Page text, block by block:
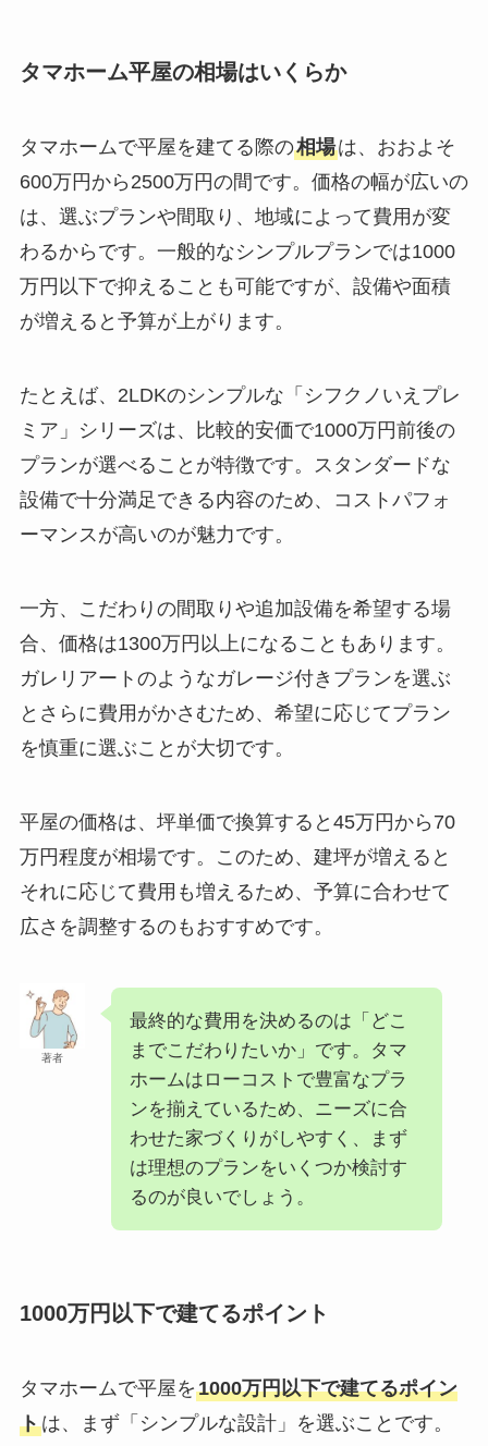
タマホーム平屋の相場はいくらか
タマホームで平屋を建てる際の相場は、おおよそ
600万円から2500万円の間です。価格の幅が広いの
は、選ぶプランや間取り、地域によって費用が変
わるからです。一般的なシンプルプランでは1000
万円以下で抑えることも可能ですが、設備や面積
が増えると予算が上がります。
たとえば、2LDKのシンプルな「シフクノいえプレ
ミア」シリーズは、比較的安価で1000万円前後の
プランが選べることが特徴です。スタンダードな
設備で十分満足できる内容のため、コストパフォ
ーマンスが高いのが魅力です。
一方、こだわりの間取りや追加設備を希望する場
合、価格は1300万円以上になることもあります。
ガレリアートのようなガレージ付きプランを選ぶ
とさらに費用がかさむため、希望に応じてプラン
を慎重に選ぶことが大切です。
平屋の価格は、坪単価で換算すると45万円から70
万円程度が相場です。このため、建坪が増えると
それに応じて費用も増えるため、予算に合わせて
広さを調整するのもおすすめです。
著者
最終的な費用を決めるのは「どこ
までこだわりたいか」です。タマ
ホームはローコストで豊富なプラ
ンを揃えているため、ニーズに合
わせた家づくりがしやすく、まず
は理想のプランをいくつか検討す
るのが良いでしょう。
1000万円以下で建てるポイント
タマホームで平屋を1000万円以下で建てるポイン
トは、まず「シンプルな設計」を選ぶことです。